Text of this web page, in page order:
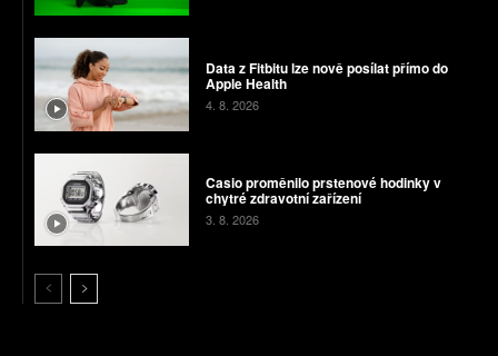
Data z Fitbitu lze nově posílat přímo do
Apple Health
4. 8. 2026
Casio proměnilo prstenové hodinky v
chytré zdravotní zařízení
3. 8. 2026